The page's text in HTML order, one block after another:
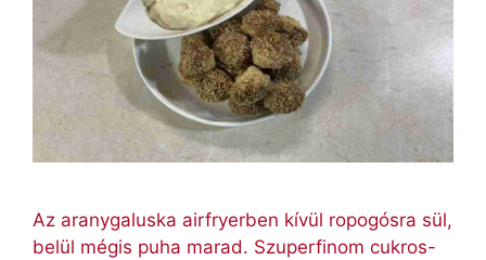
Az aranygaluska airfryerben kívül ropogósra sül,
belül mégis puha marad. Szuperfinom cukros-